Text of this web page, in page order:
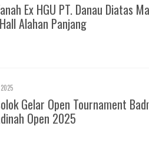
Ex HGU PT. Danau Diatas
Alahan Panjang
Gelar Open Tournament
Open 2025